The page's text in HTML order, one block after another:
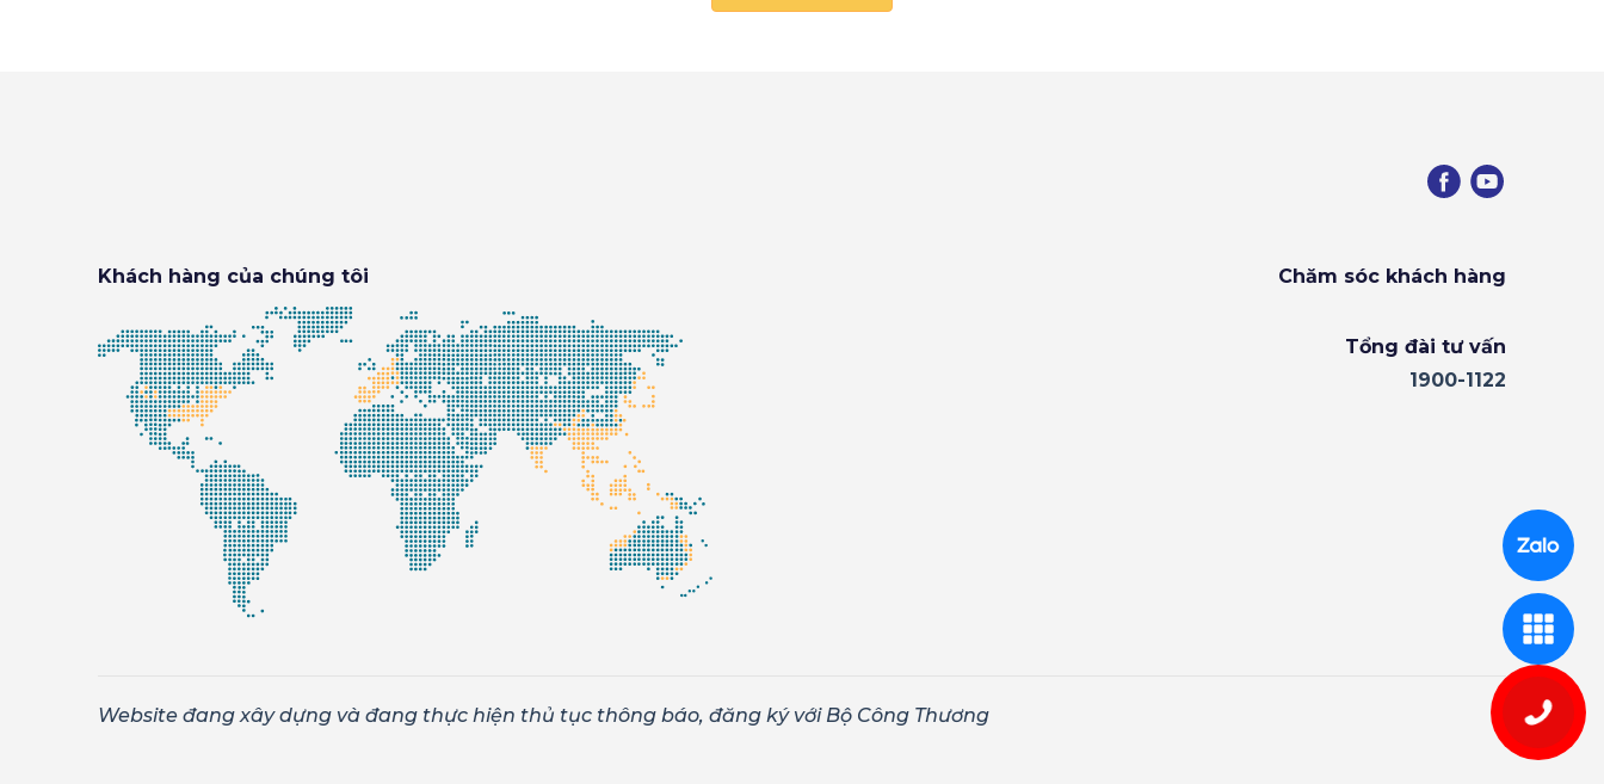
Khách hàng của chúng tôi Chăm sóc khách hàng
Tổng đài tư vấn
1900-1122
Website đang xây dựng và đang thực hiện thủ tục thông báo, đăng ký với Bộ Công Thương